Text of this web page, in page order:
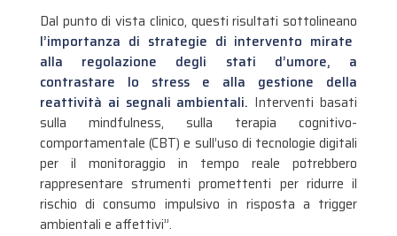
Dal punto di vista clinico, questi risultati sottolineano
l’importanza di strategie di intervento mirate
alla regolazione degli stati d’umore, a
contrastare lo stress e alla gestione della
reattività ai segnali ambientali. Interventi basati
sulla mindfulness, sulla terapia cognitivo-
comportamentale (CBT) e sull’uso di tecnologie digitali
per il monitoraggio in tempo reale potrebbero
rappresentare strumenti promettenti per ridurre il
rischio di consumo impulsivo in risposta a trigger
ambientali e affettivi”.